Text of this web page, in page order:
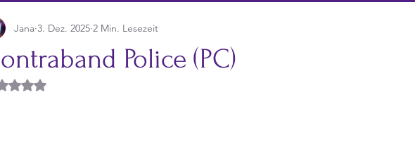
Police (PC)
Jana 3. Dez. 2025 2 Min. Lesezeit
Mit NaN von 5 Sternen bewertet.